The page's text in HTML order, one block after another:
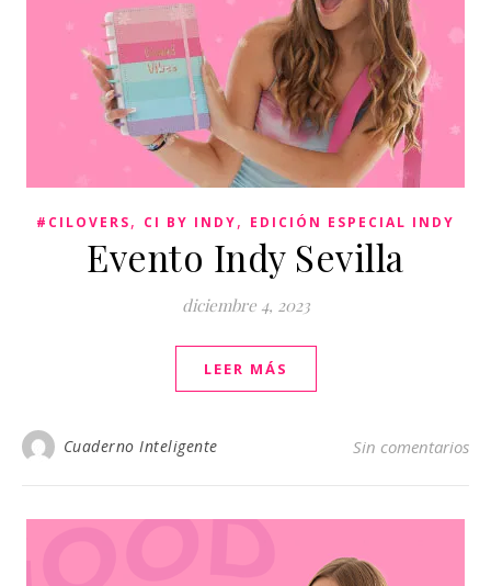
#CILOVERS, CI BY INDY, EDICIÓN ESPECIAL INDY
Evento Indy Sevilla
diciembre 4, 2023
LEER MÁS
Cuaderno Inteligente Sin comentarios